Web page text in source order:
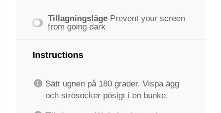
Tillagningsläge Prevent your screen
from going dark
Instructions
Sätt ugnen på 180 grader. Vispa ägg
och strösocker pösigt i en bunke.